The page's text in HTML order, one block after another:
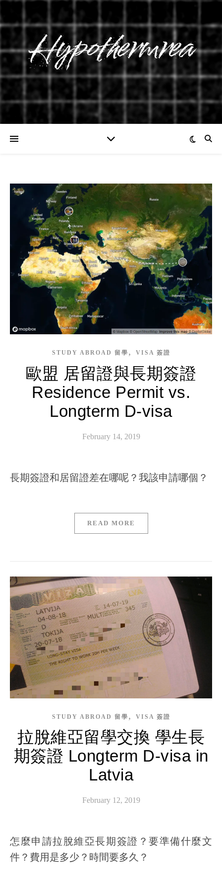
STUDY ABROAD 留學 , VISA 簽證
歐盟 居留證與長期簽證
Residence Permit vs.
Longterm D-visa
February 14, 2019
長期簽證和居留證差在哪呢？我該申請哪個？
READ MORE
STUDY ABROAD 留學 , VISA 簽證
拉脫維亞留學交換 學生長
期簽證 Longterm D-visa in
Latvia
February 12, 2019
怎麼申請拉脫維亞長期簽證？要準備什麼文
件？費用是多少？時間要多久？